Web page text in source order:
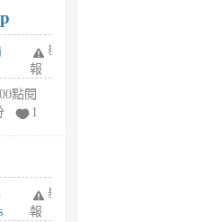
舉
報
點閱
1
舉
報